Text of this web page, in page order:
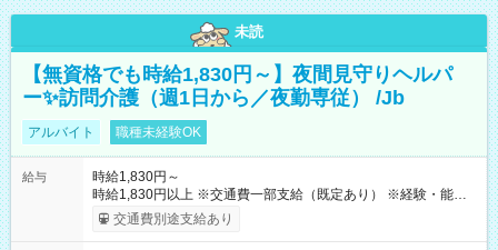
未読
【無資格でも時給1,830円～】夜間見守りヘルパ
ー✨訪問介護（週1日から／夜勤専従） /Jb
アルバイト 職種未経験OK
給与
時給1,830円～
時給1,830円以上 ※交通費一部支給（既定あり） ※経験・能力を
考慮して決定します 【収入例】 週1回勤務の場合：1,830円×8時
間×4回=5万8,560円 週3回勤務の場合：1,830円×8時間×12回
交通費別途支給あり